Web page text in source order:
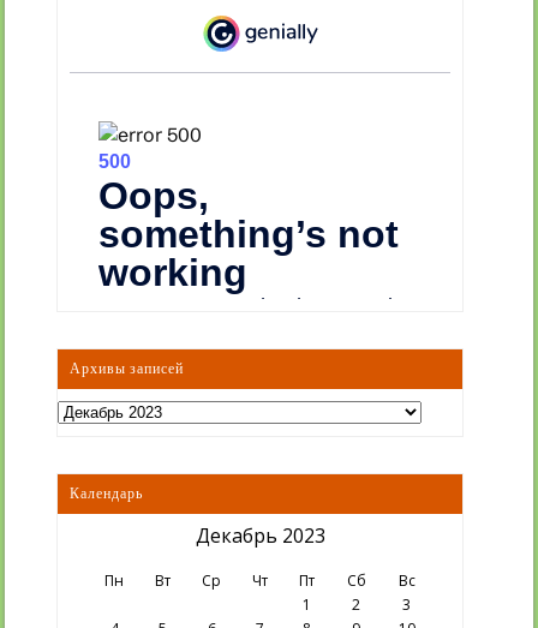
Архивы записей
Архивы
записей
Календарь
Декабрь 2023
Пн Вт Ср Чт Пт Сб
Вс
1
2
3